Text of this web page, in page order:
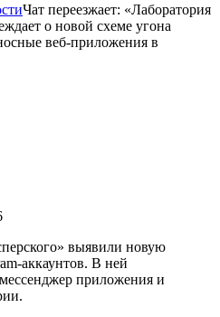
Чат переезжает: «Лаборатория
о новой схеме угона
веб-приложения в
выявили новую
аккаунтов. В ней
приложения и